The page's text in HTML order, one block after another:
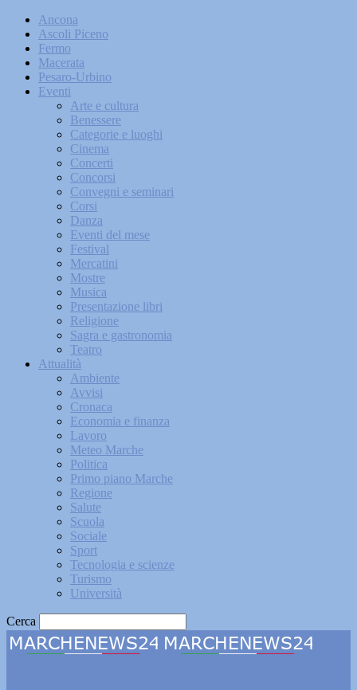
Ancona
Ascoli Piceno
Fermo
Macerata
Pesaro-Urbino
Eventi
Arte e cultura
Benessere
Categorie e luoghi
Cinema
Concerti
Concorsi
Convegni e seminari
Corsi
Danza
Eventi del mese
Festival
Mercatini
Mostre
Musica
Presentazione libri
Religione
Sagra e gastronomia
Teatro
Attualità
Ambiente
Avvisi
Cronaca
Economia e finanza
Lavoro
Meteo Marche
Politica
Primo piano Marche
Regione
Salute
Scuola
Sociale
Sport
Tecnologia e scienze
Turismo
Università
Cerca